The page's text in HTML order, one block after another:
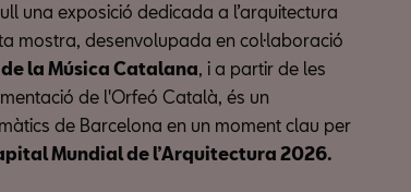
una exposició dedicada a l’arquitectura
mostra, desenvolupada en col·laboració
la Música Catalana, i a partir de les
de l'Orfeó Català, és un
de Barcelona en un moment clau per
Mundial de l’Arquitectura 2026.